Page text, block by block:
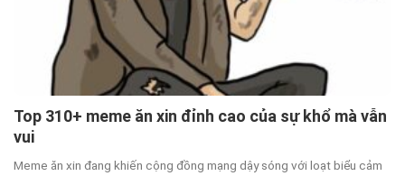
Top 310+ meme ăn xin đỉnh cao của sự khổ mà vẫn
vui
Meme ăn xin đang khiến cộng đồng mạng dậy sóng với loạt biểu cảm